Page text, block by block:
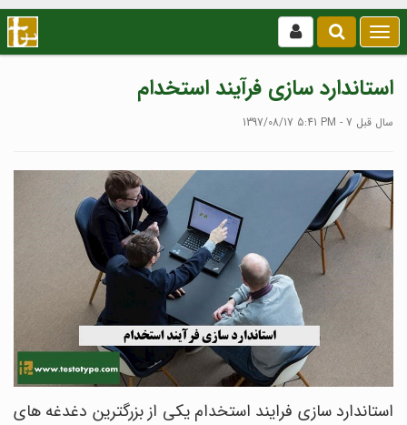
بازکردن
/
منو
استاندارد سازی فرآیند استخدام
1397/08/17 5:41 PM - 7 سال قبل
استاندارد سازی فرایند استخدام یکی از بزرگترین دغدغه های